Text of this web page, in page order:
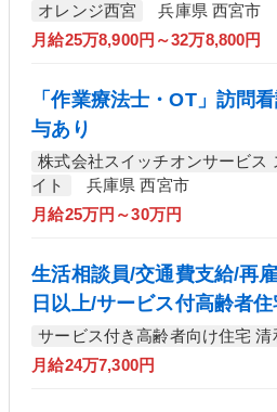
オレンジ西宮
兵庫県 西宮市
月給25万8,900円～32万8,800円
「作業療法士・OT」訪問
与あり
株式会社スイッチオンサービス
イト
兵庫県 西宮市
月給25万円～30万円
生活相談員/交通費支給/再
日以上/サービス付高齢者
サービス付き高齢者向け住宅 清
月給24万7,300円